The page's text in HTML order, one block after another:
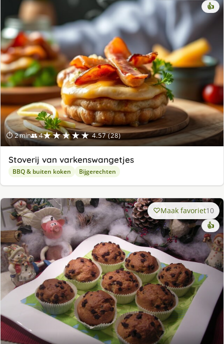
⏱ 2 min👥 4★★★★★ 4.57 (28)
👍
Stoverij van varkenswangetjes
BBQ & buiten koken Bijgerechten
Maak favoriet10
👍